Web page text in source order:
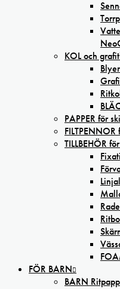
KOL och
PAPPER för
TILLBEHÖR
FÖR BARN
BARN